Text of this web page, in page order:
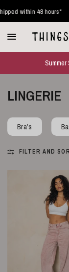
hours*
LINGERIE
Bra’s
FILTER AND